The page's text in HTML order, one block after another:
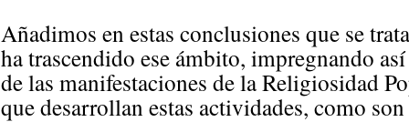
Añadimos en estas conclusiones que se
ha trascendido ese ámbito, impregnando
de las manifestaciones de la Religiosidad
que desarrollan estas actividades, como